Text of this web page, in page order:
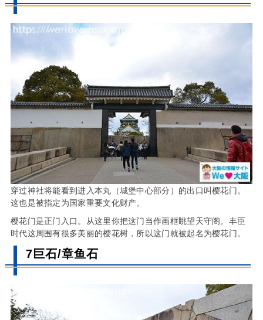
穿过神社将能看到进入本丸（城堡中心部分）的出口叫樱花门。
这也是被指定为国家重要文化财产。
樱花门是正门入口。从这里你把这门当作画框眺望天守阁。丰臣
时代这周围有很多美丽的樱花树，所以这门就被起名为樱花门。
7巨石/章鱼石